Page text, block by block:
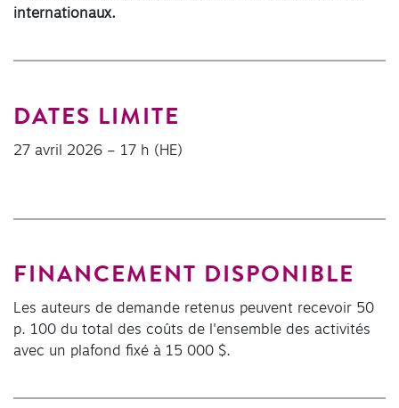
internationaux.
DATES LIMITE
27 avril 2026 – 17 h (HE)
FINANCEMENT DISPONIBLE
Les auteurs de demande retenus peuvent recevoir 50
p. 100 du total des coûts de l'ensemble des activités
avec un plafond fixé à 15 000 $.